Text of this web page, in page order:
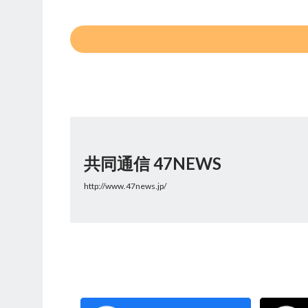
共同通信 47NEWS
http://www.47news.jp/